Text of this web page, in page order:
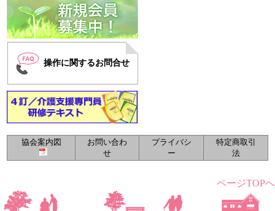
操作に関するお問合せ
ページTOPへ
協会案内図
お問い合わ
せ
プライバシ
ー
特定商取引
法